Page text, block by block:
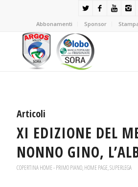
Abbonamenti Sponsor
Articoli
XI EDIZIONE DEL
NONNO GINO,
COPERTINA HOME - PRIMO PIANO,HOME PAGE,SUPERLEGA